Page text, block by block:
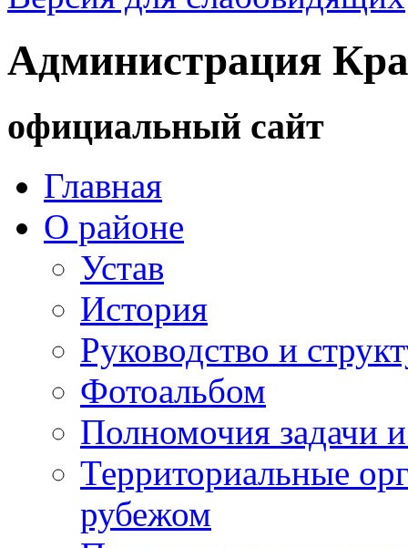
Администрация
официальный сайт
Главная
О районе
Устав
История
Руководство и
Фотоальбом
Полномочия задачи
Территориальные
рубежом